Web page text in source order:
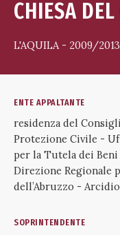
CHIESA
L'AQUILA - 2009/2013
ENTE APPALTANTE
residenza del
Protezione Civile -
per la Tutela dei
Direzione Regionale
dell’Abruzzo -
SOPRINTENDENTE